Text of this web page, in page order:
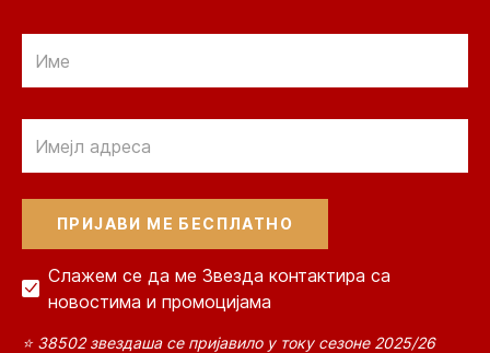
Слажем се да ме Звезда контактира са
новостима и промоцијама
⭐ 38502 звездаша се пријавило у току сезоне 2025/26